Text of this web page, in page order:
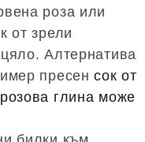
роза или
от зрели
Алтернатива
пресенсок от
розова глина може